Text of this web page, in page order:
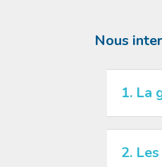
Nous
1. La
2.